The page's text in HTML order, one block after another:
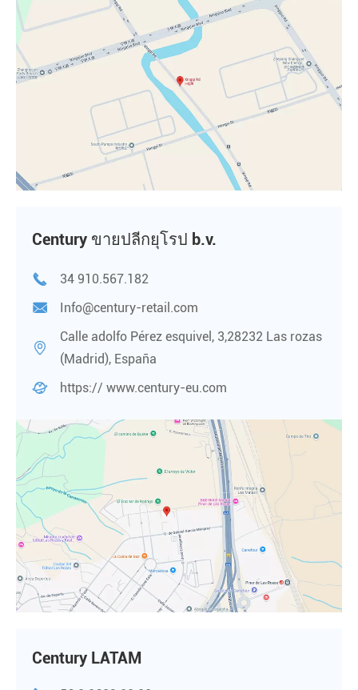
Century ขายปลีกยุโรป b.v.
 34 910.567.182
 Info@century-retail.com

Calle adolfo Pérez esquivel, 3,28232 Las rozas
(Madrid), España
 https:// www.century-eu.com
Century LATAM